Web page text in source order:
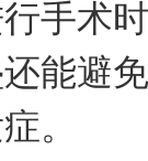
手术
能避
。